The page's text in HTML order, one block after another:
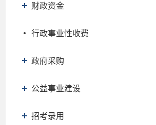
财政资金
行政事业性收费
政府采购
公益事业建设
招考录用